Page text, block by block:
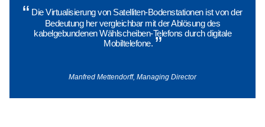
“ Die Virtualisierung von Satelliten-Bodenstationen ist von der
Bedeutung her vergleichbar mit der Ablösung des
kabelgebundenen Wählscheiben-Telefons durch digitale
Mobiltelefone. ”
Manfred Mettendorff, Managing Director